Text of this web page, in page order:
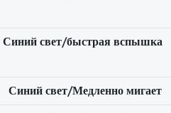
Синий свет/быстрая вспышка
Синий свет/Медленно мигает